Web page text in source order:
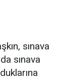
sınava
sınava